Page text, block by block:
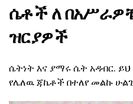
ሴቶች ለ
ዝርያዎች
ሴትነት እና ያማሩ ሴት አዳብር.
የሌለዉ ጃኬቶች በተለየ መልኩ